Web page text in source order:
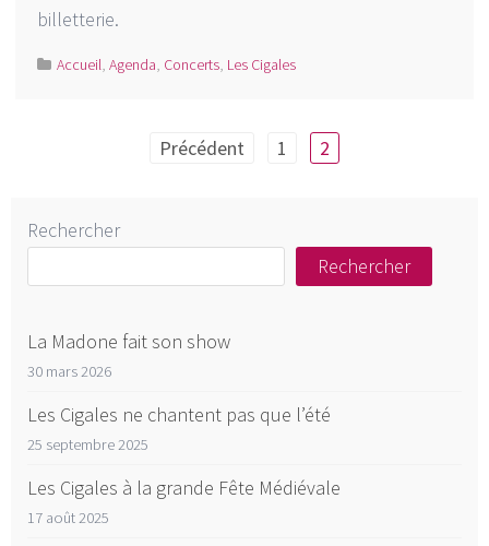
billetterie.
Accueil,Agenda, Concerts, Les Cigales
Précédent 1 2
Rechercher
Rechercher
La Madone fait son show
30 mars 2026
Les Cigales ne chantent pas que l’été
25 septembre 2025
Les Cigales à la grande Fête Médiévale
17 août 2025